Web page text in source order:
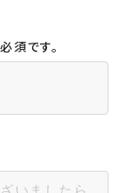
です。